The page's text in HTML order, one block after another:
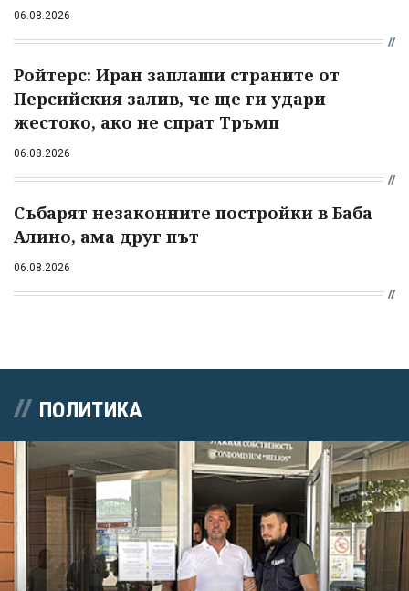
06.08.2026
Ройтерс: Иран заплаши страните от
Персийския залив, че ще ги удари
жестоко, ако не спрат Тръмп
06.08.2026
Събарят незаконните постройки в Баба
Алино, ама друг път
06.08.2026
ПОЛИТИКА